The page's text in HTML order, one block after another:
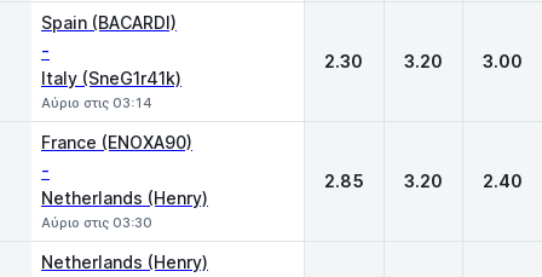
Spain (BACARDI)
-
Italy (SneG1r41k)
Αύριο στις 03:14
2.30 3.20 3.00
France (ENOXA90)
-
Netherlands (Henry)
Αύριο στις 03:30
2.85 3.20 2.40
Netherlands (Henry)